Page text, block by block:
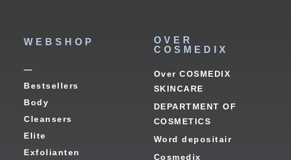
WEBSHOP
—
Bestsellers
Body
Cleansers
Elite
Exfolianten
OVER
COSMEDIX
Over COSMEDIX
SKINCARE
DEPARTMENT OF
COSMETICS
Word depositair
Cosmedix